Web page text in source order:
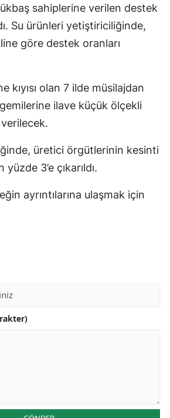
sahiplerine verilen destek
Su ürünleri yetiştiriciliğinde,
göre destek oranları
kıyısı olan 7 ilde müsilajdan
ilave küçük ölçekli
verilecek.
üretici örgütlerinin kesinti
yüzde 3’e çıkarıldı.
ayrıntılarına ulaşmak için